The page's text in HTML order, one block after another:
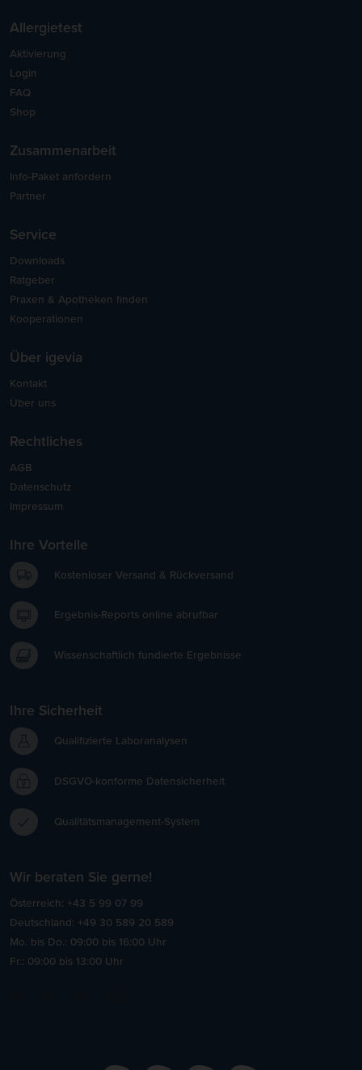
Allergietest
Aktivierung
Login
FAQ
Shop
Zusammenarbeit
Info-Paket anfordern
Partner
Service
Downloads
Ratgeber
Praxen & Apotheken finden
Kooperationen
Über igevia
Kontakt
Über uns
Rechtliches
AGB
Datenschutz
Impressum
Ihre Vorteile
Kostenloser Versand & Rückversand
Ergebnis-Reports online abrufbar
Wissenschaftlich fundierte Ergebnisse
Ihre Sicherheit
Qualifizierte Laboranalysen
DSGVO-konforme Datensicherheit
Qualitätsmanagement-System
Wir beraten Sie gerne!
Österreich: +43 5 99 07 99
Deutschland: +49 30 589 20 589
Mo. bis Do.: 09:00 bis 16:00 Uhr
Fr.: 09:00 bis 13:00 Uhr